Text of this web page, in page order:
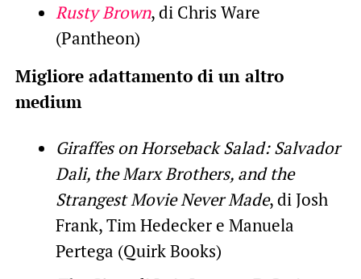
Rusty Brown, di Chris Ware
(Pantheon)
Migliore adattamento di un altro
medium
Giraffes on Horseback Salad: Salvador
Dali, the Marx Brothers, and the
Strangest Movie Never Made, di Josh
Frank, Tim Hedecker e Manuela
Pertega (Quirk Books)